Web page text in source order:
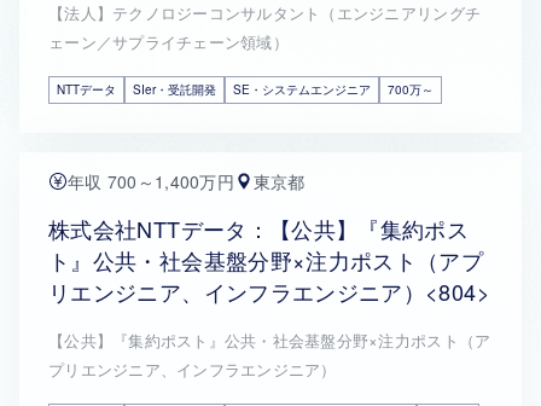
【法人】テクノロジーコンサルタント（エンジニアリングチ
ェーン／サプライチェーン領域）
NTTデータ SIer・受託開発 SE・システムエンジニア 700万～
年収 700～1,400万円 東京都
株式会社NTTデータ：【公共】『集約ポス
ト』公共・社会基盤分野×注力ポスト（アプ
リエンジニア、インフラエンジニア）<804>
【公共】『集約ポスト』公共・社会基盤分野×注力ポスト（ア
プリエンジニア、インフラエンジニア）